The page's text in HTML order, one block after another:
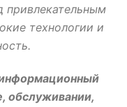
привлекательным
технологии и
обслуживании,